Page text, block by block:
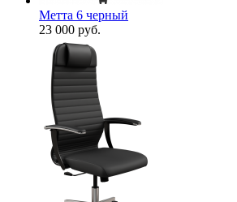
Метта 6 черный
23 000 руб.